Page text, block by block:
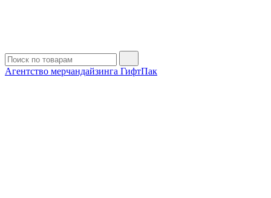
Агентство мерчандайзинга ГифтПак